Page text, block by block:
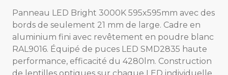
Panneau LED Bright 3000K 595x595mm avec des
bords de seulement 21 mm de large. Cadre en
aluminium fini avec revêtement en poudre blanc
RAL9016. Équipé de puces LED SMD2835 haute
performance, efficacité du 4280lm. Construction